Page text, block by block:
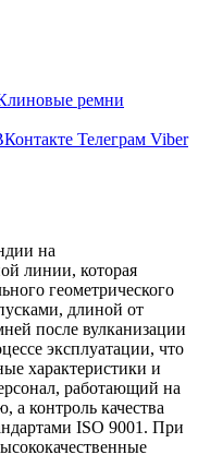
ремни
Телеграм Viber
на
линии, которая
геометрического
длиной от
после вулканизации
эксплуатации, что
характеристики и
работающий на
контроль качества
ISO 9001. При